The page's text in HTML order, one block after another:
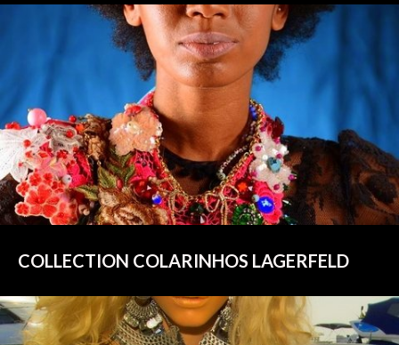
COLLECTION COLARINHOS LAGERFELD